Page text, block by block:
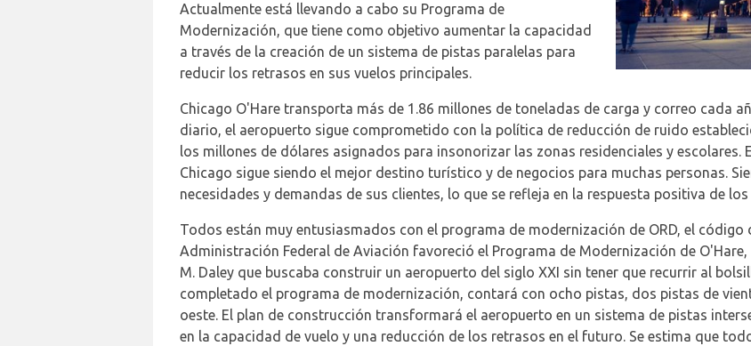
Actualmente está llevando a cabo su Programa de
Modernización, que tiene como objetivo aumentar la capacidad
a través de la creación de un sistema de pistas paralelas para
reducir los retrasos en sus vuelos principales.
Chicago O'Hare transporta más de 1.86 millones de toneladas de carga y correo cada
diario, el aeropuerto sigue comprometido con la política de reducción de ruido
los millones de dólares asignados para insonorizar las zonas residenciales y escolares.
Chicago sigue siendo el mejor destino turístico y de negocios para muchas personas.
necesidades y demandas de sus clientes, lo que se refleja en la respuesta positiva de
Todos están muy entusiasmados con el programa de modernización de ORD, el código
Administración Federal de Aviación favoreció el Programa de Modernización de
M. Daley que buscaba construir un aeropuerto del siglo XXI sin tener que recurrir al
completado el programa de modernización, contará con ocho pistas, dos pistas de
oeste. El plan de construcción transformará el aeropuerto en un sistema de pistas
en la capacidad de vuelo y una reducción de los retrasos en el futuro. Se estima que